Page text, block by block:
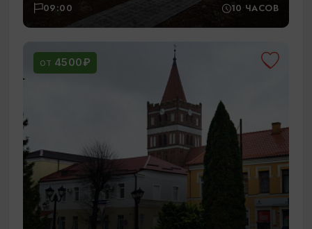
09:00 10 ЧАСОВ
ОТ 4500₽